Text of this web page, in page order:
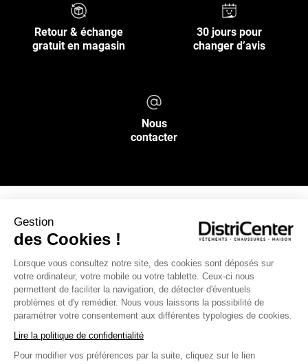
Gestion
des Cookies !
Lorsque vous consultez notre site, des cookies sont déposés sur
votre ordinateur, votre mobile ou votre tablette. Ceux-ci nous
permettent de faciliter la navigation, de détecter d'éventuels
problèmes et d'y remédier. Nous vous laissons la possibilité de
paramétrer votre consentement aux différentes typologies de cookies.
Lire la politique de confidentialité
Pour modifier vos préférences par la suite, cliquez sur le lien
Retour & échange
gratuit en magasin
30 jours pour
changer d’avis
Nous
contacter
INFOS PRATIQUES
L’ENSEIGNE DISTRICENTER